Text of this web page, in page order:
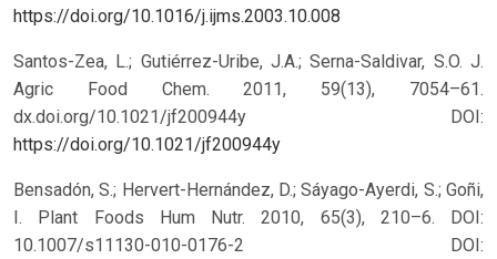
https://doi.org/10.1016/j.ijms.2003.10.008
Santos-Zea, L.; Gutiérrez-Uribe, J.A.; Serna-Saldivar, S.O. J.
Agric Food Chem. 2011, 59(13), 7054–61.
dx.doi.org/10.1021/jf200944y DOI:
https://doi.org/10.1021/jf200944y
Bensadón, S.; Hervert-Hernández, D.; Sáyago-Ayerdi, S.; Goñi,
I. Plant Foods Hum Nutr. 2010, 65(3), 210–6. DOI:
10.1007/s11130-010-0176-2 DOI: